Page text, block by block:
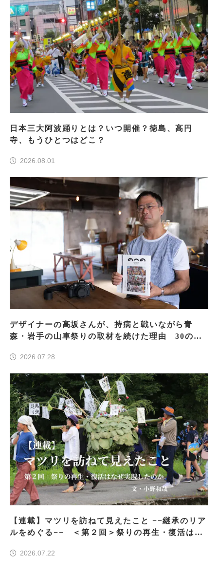
日本三大阿波踊りとは？いつ開催？徳島、高円
寺、もうひとつはどこ？
2026.08.01
デザイナーの髙坂さんが、持病と戦いながら青
森・岩手の山車祭りの取材を続けた理由 30の山
2026.07.28
【連載】マツリを訪ねて見えたこと −−継承のリア
ルをめぐる−− ＜第２回＞祭りの再生・復活はな
2026.07.22